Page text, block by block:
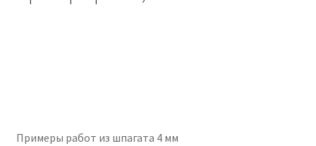
Примеры работ из шпагата 4 мм